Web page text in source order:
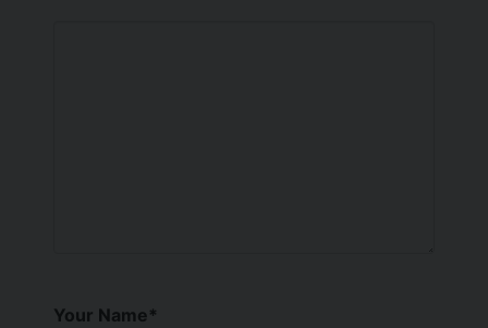
Your Name*